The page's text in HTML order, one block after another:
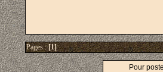
Pages :[1]
Pour